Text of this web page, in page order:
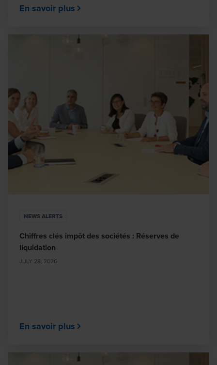
En savoir plus
NEWS ALERTS
Chiffres clés impôt des sociétés : Réserves de
liquidation
JULY 28, 2026
En savoir plus